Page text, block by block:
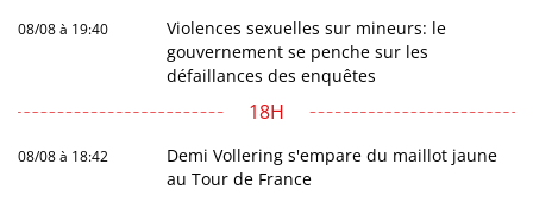
08/08 à 19:40
Violences sexuelles sur mineurs: le
gouvernement se penche sur les
défaillances des enquêtes
18H
08/08 à 18:42
Demi Vollering s'empare du maillot jaune
au Tour de France